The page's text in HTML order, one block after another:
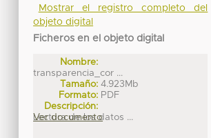
Mostrar el registro completo del
objeto digital
Ficheros en el objeto digital
Nombre:
transparencia_cor ...
Tamaño: 4.923Mb
Formato: PDF
Descripción:
Lectura de los datos ...
Ver documento